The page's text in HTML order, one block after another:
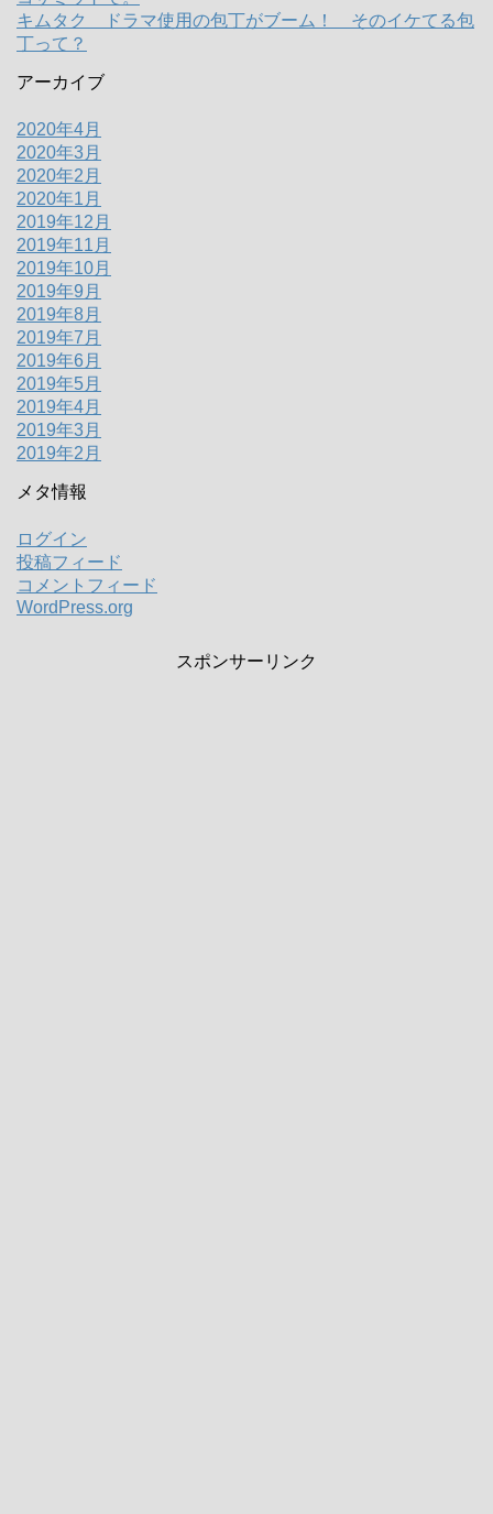
キムタク ドラマ使用の包丁がブーム！ そのイケてる包
丁って？
アーカイブ
2020年4月
2020年3月
2020年2月
2020年1月
2019年12月
2019年11月
2019年10月
2019年9月
2019年8月
2019年7月
2019年6月
2019年5月
2019年4月
2019年3月
2019年2月
メタ情報
ログイン
投稿フィード
コメントフィード
WordPress.org
スポンサーリンク